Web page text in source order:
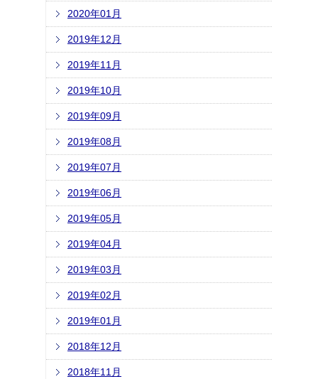
2020年01月
2019年12月
2019年11月
2019年10月
2019年09月
2019年08月
2019年07月
2019年06月
2019年05月
2019年04月
2019年03月
2019年02月
2019年01月
2018年12月
2018年11月